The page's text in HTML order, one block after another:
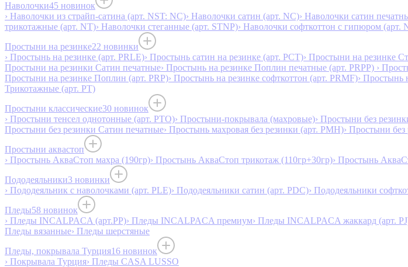
Наволочки45 новинок
› Наволочки из страйп-сатина (арт. NST: NC)› Наволочки сатин (арт. NC)› Наволочки сатин
трикотажные (арт. NT)› Наволочки стеганные (арт. STNP)› Наволочки софткоттон с гипюром (арт.
Простыни на резинке22 новинки
› Простынь на резинке (арт. PRLE)› Простынь сатин на резинке (арт. PCT)› Простыни на резинке
Простыни на резинки Сатин печатные› Простынь на резинке Поплин печатные (арт. PRPP) ›
Простыни на резинке Поплин (арт. PRP)› Простынь на резинке софткоттон (арт. PRMF)› Простынь
Трикотажные (арт. РТ)
Простыни классические30 новинок
› Простыни тенсел однотонные (арт. PTO)› Простыни-покрывала (махровые)› Простыни без
Простыни без резинки Сатин печатные› Простынь махровая без резинки (арт. PMH)› Простыни
Простыни аквастоп
› Простынь АкваСтоп махра (190гр)› Простынь АкваСтоп трикотаж (110гр+30гр)› Простынь
Пододеяльники3 новинки
› Пододеяльник с наволочками (арт. PLE)› Пододеяльники сатин (арт. PDC)› Пододеяльники
Пледы58 новинок
› Пледы INCALPACA (арт.PP)› Пледы INCALPACA премиум› Пледы INCALPACA жаккард (арт.
Пледы вязанные› Пледы шерстяные
Пледы, покрывала Турция16 новинок
› Покрывала Турция› Пледы CASA LUSSO